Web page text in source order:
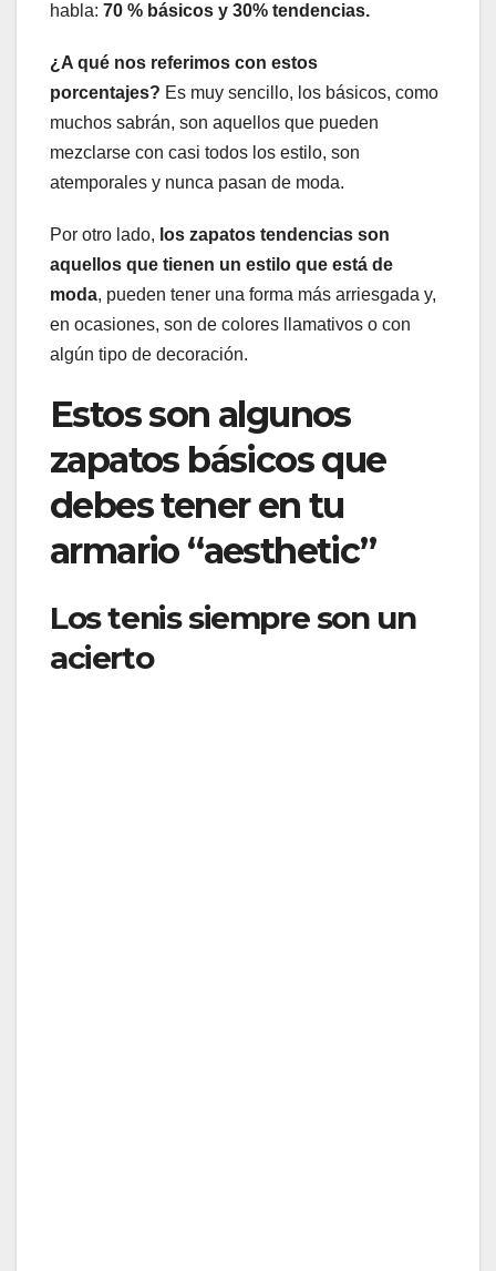
habla: 70 % básicos y 30% tendencias.
¿A qué nos referimos con estos
porcentajes? Es muy sencillo, los básicos, como
muchos sabrán, son aquellos que pueden
mezclarse con casi todos los estilo, son
atemporales y nunca pasan de moda.
Por otro lado, los zapatos tendencias son
aquellos que tienen un estilo que está de
moda, pueden tener una forma más arriesgada y,
en ocasiones, son de colores llamativos o con
algún tipo de decoración.
Estos son algunos
zapatos básicos que
debes tener en tu
armario “aesthetic”
Los tenis siempre son un
acierto